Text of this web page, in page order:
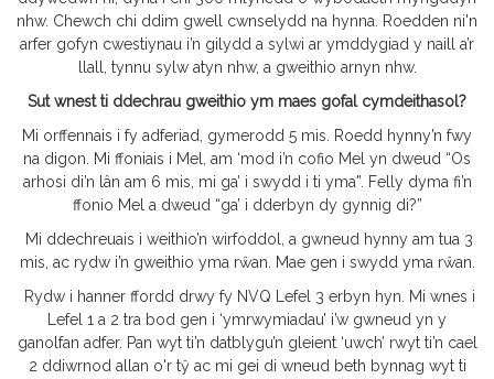
nhw. Chewch chi ddim gwell cwnselydd na hynna. Roedden ni'n
arfer gofyn cwestiynau i’n gilydd a sylwi ar ymddygiad y naill a’r
llall, tynnu sylw atyn nhw, a gweithio arnyn nhw.
Sut wnest ti ddechrau gweithio ym maes gofal cymdeithasol?
Mi orffennais i fy adferiad, gymerodd 5 mis. Roedd hynny’n fwy
na digon. Mi ffoniais i Mel, am ‘mod i’n cofio Mel yn dweud “Os
arhosi di’n lân am 6 mis, mi ga’ i swydd i ti yma”. Felly dyma fi’n
ffonio Mel a dweud “ga’ i dderbyn dy gynnig di?”
Mi ddechreuais i weithio’n wirfoddol, a gwneud hynny am tua 3
mis, ac rydw i’n gweithio yma rŵan. Mae gen i swydd yma rŵan.
Rydw i hanner ffordd drwy fy NVQ Lefel 3 erbyn hyn. Mi wnes i
Lefel 1 a 2 tra bod gen i ‘ymrwymiadau’ i’w gwneud yn y
ganolfan adfer. Pan wyt ti’n datblygu’n gleient ‘uwch’ rwyt ti’n cael
2 ddiwrnod allan o'r tŷ ac mi gei di wneud beth bynnag wyt ti